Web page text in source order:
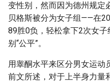
变性别，然而因为德州规定
贝格斯被分为女子组——在
89胜0负，轻松拿下2次女
别“公平”。
用睾酮水平来区分男女运动
前文所述，对于上半身力量